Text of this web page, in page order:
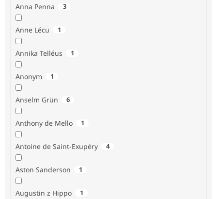
Anna Penna 3
Anne Lécu 1
Annika Telléus 1
Anonym 1
Anselm Grün 6
Anthony de Mello 1
Antoine de Saint-Exupéry 4
Aston Sanderson 1
Augustin z Hippo 1